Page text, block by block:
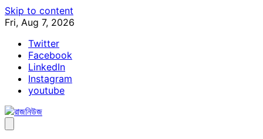
Skip to content
Fri, Aug 7, 2026
Twitter
Facebook
LinkedIn
Instagram
youtube